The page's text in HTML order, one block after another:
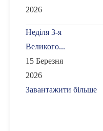
2026
Неділя 3-я
Великого...
15 Березня
2026
Завантажити більше